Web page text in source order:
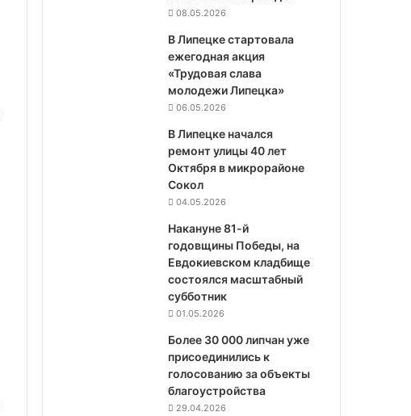
08.05.2026
В Липецке стартовала
ежегодная акция
«Трудовая слава
молодежи Липецка»
06.05.2026
В Липецке начался
ремонт улицы 40 лет
Октября в микрорайоне
Сокол
04.05.2026
Накануне 81-й
годовщины Победы, на
Евдокиевском кладбище
состоялся масштабный
субботник
01.05.2026
Более 30 000 липчан уже
присоединились к
голосованию за объекты
благоустройства
29.04.2026